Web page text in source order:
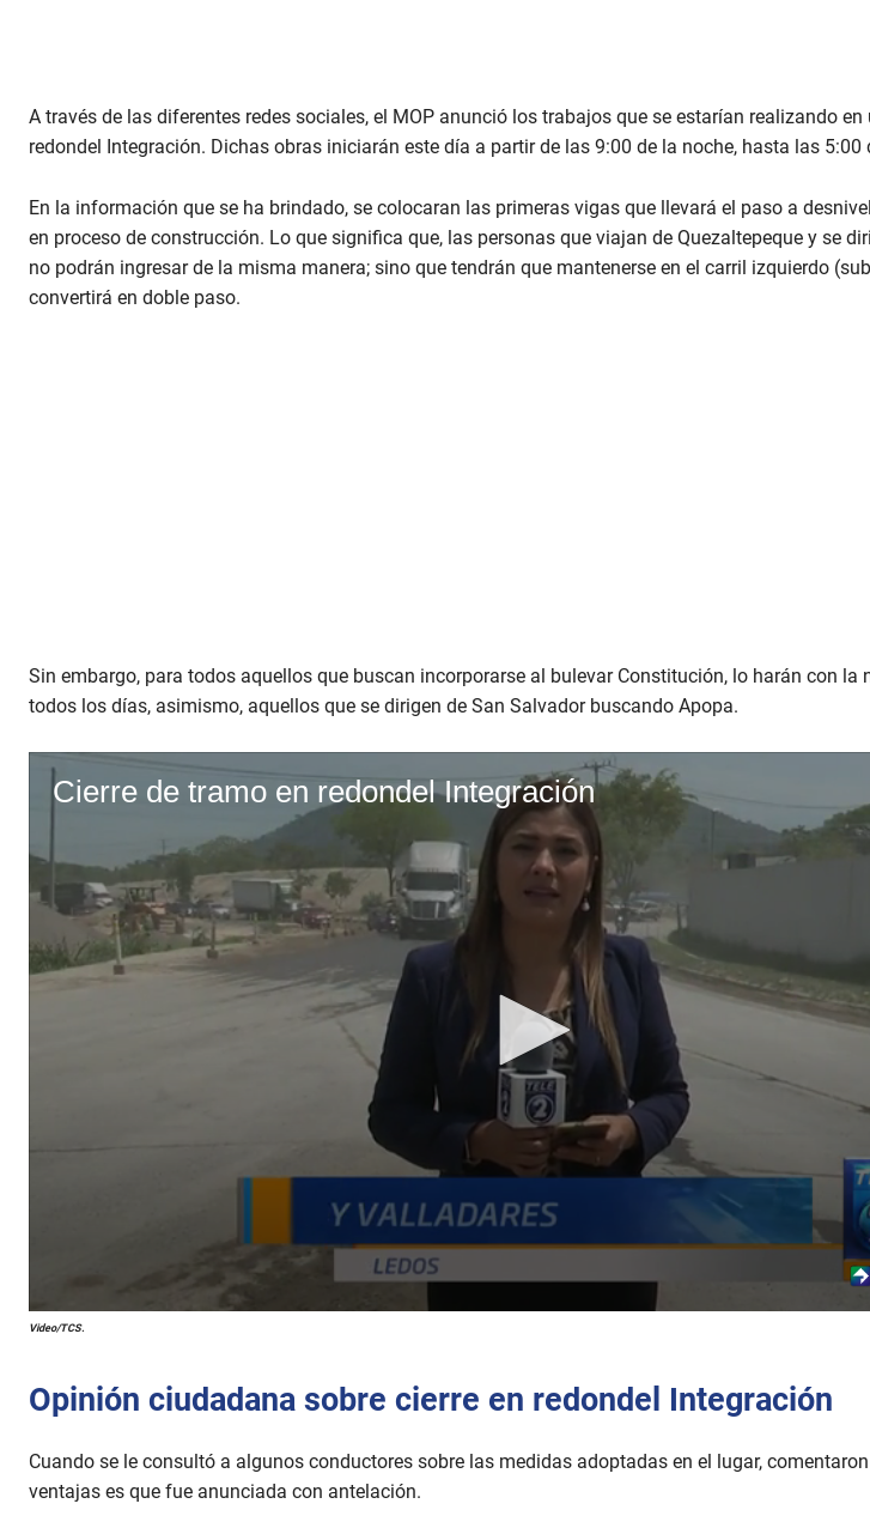
A través de las diferentes redes sociales, el MOP anunció los trabajos que se estarían realizando en
redondel Integración. Dichas obras iniciarán este día a partir de las 9:00 de la noche, hasta las 5:00
En la información que se ha brindado, se colocaran las primeras vigas que llevará el paso a
en proceso de construcción. Lo que significa que, las personas que viajan de Quezaltepeque y se
no podrán ingresar de la misma manera; sino que tendrán que mantenerse en el carril izquierdo
convertirá en doble paso.
Sin embargo, para todos aquellos que buscan incorporarse al bulevar Constitución, lo harán con la
todos los días, asimismo, aquellos que se dirigen de San Salvador buscando Apopa.
Video/TCS.
Opinión ciudadana sobre cierre en redondel Integración
Cuando se le consultó a algunos conductores sobre las medidas adoptadas en el lugar,
ventajas es que fue anunciada con antelación.